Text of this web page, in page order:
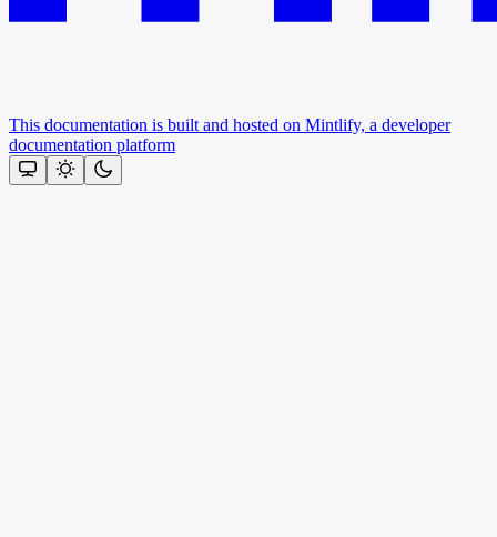
This documentation is built and hosted on Mintlify, a developer
documentation platform